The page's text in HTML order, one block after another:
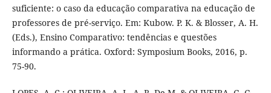
suficiente: o caso da educação comparativa na educação de
professores de pré-serviço. Em: Kubow. P. K. & Blosser, A. H.
(Eds.), Ensino Comparativo: tendências e questões
informando a prática. Oxford: Symposium Books, 2016, p.
75-90.